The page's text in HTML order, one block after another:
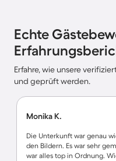
Echte
Erfahre, wie unsere
und geprüft werden.
Monika K.
Die Unterkunft war genau
den Bildern. Es war sehr
war alles top in Ordnung.